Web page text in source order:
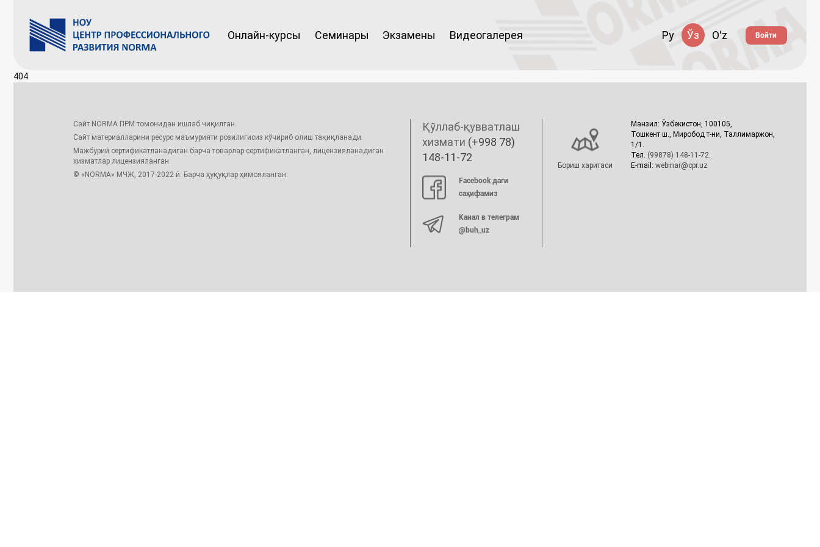
Онлайн-курсы Семинары Экзамены Видеогалерея Ру Ўз Oʻz Войти
404
Сайт NORMA ПРМ томонидан ишлаб чиқилган.
Сайт материалларини ресурс маъмурияти розилигисиз кўчириб олиш тақиқланади.
Мажбурий сертификатланадиган барча товарлар сертификатланган, лицензияланадиган
хизматлар лицензияланган.
© «NORMA» МЧЖ, 2017-2022 й. Барча ҳуқуқлар ҳимояланган.
Қўллаб-қувватлаш
хизмати (+998 78)
148-11-72
Facebook даги
саҳифамиз
Канал в телеграм
@buh_uz
Бориш харитаси
Манзил: Ўзбекистон, 100105,
Тошкент ш., Миробод т-ни, Таллимаржон,
1/1.
Тел. (99878) 148-11-72
E-mail: webinar@cpr.uz